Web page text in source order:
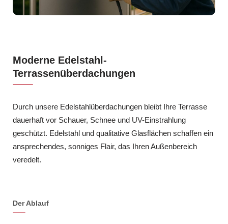
Moderne Edelstahl-
Terrassenüberdachungen
Durch unsere Edelstahlüberdachungen bleibt Ihre Terrasse
dauerhaft vor Schauer, Schnee und UV-Einstrahlung
geschützt. Edelstahl und qualitative Glasflächen schaffen ein
ansprechendes, sonniges Flair, das Ihren Außenbereich
veredelt.
Der Ablauf